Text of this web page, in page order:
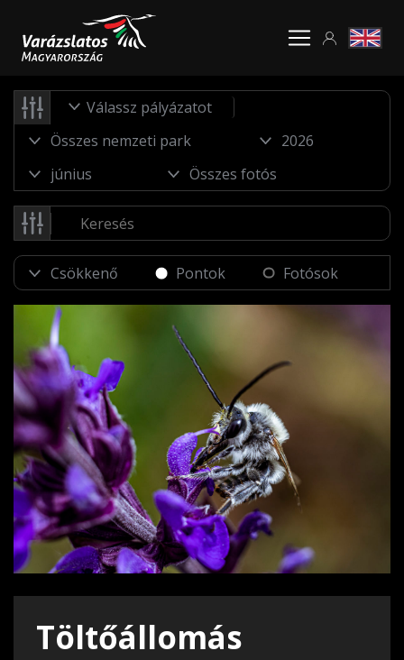
Válassz pályázatot
Pontok Fotósok
Töltőállomás